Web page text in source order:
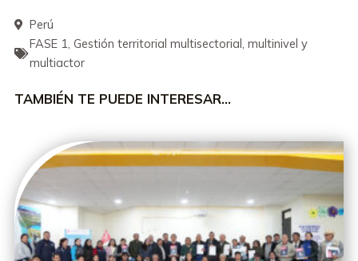
Perú
FASE 1, Gestión territorial multisectorial, multinivel y
multiactor
TAMBIÉN TE PUEDE INTERESAR…